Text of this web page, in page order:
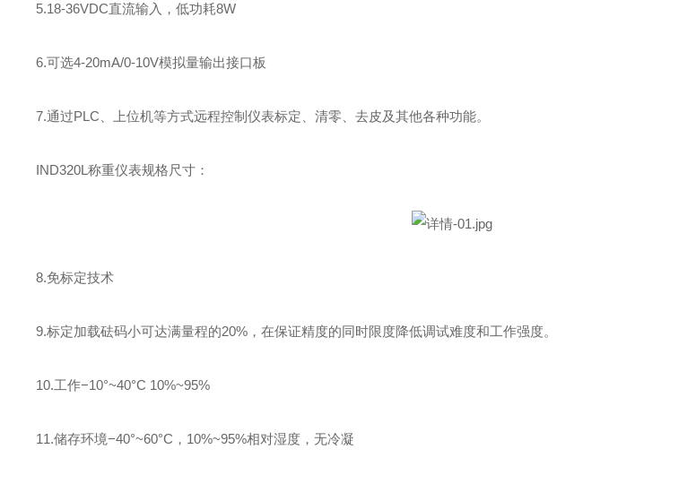
5.18-36VDC直流输入，低功耗8W
6.可选4-20mA/0-10V模拟量输出接口板
7.通过PLC、上位机等方式远程控制仪表标定、清零、去皮及其他各种功能。
IND320L称重仪表规格尺寸：
8.免标定技术
9.标定加载砝码小可达满量程的20%，在保证精度的同时限度降低调试难度和工作强度。
10.工作−10°~40°C 10%~95%
11.储存环境−40°~60°C，10%~95%相对湿度，无冷凝